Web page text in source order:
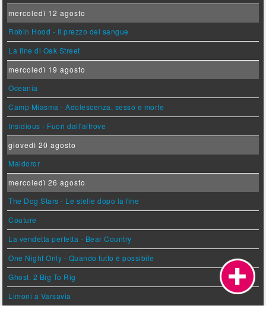
mercoledì 12 agosto
Robin Hood - Il prezzo del sangue
La fine di Oak Street
mercoledì 19 agosto
Oceania
Camp Miasma - Adolescenza, sesso e morte
Insidious - Fuori dall'altrove
giovedì 20 agosto
Maldoror
mercoledì 26 agosto
The Dog Stars - Le stelle dopo la fine
Couture
La vendetta perfetta - Bear Country
One Night Only - Quando tutto è possibile
Ghost: 2 Big To Rig
Limoni a Varsavia